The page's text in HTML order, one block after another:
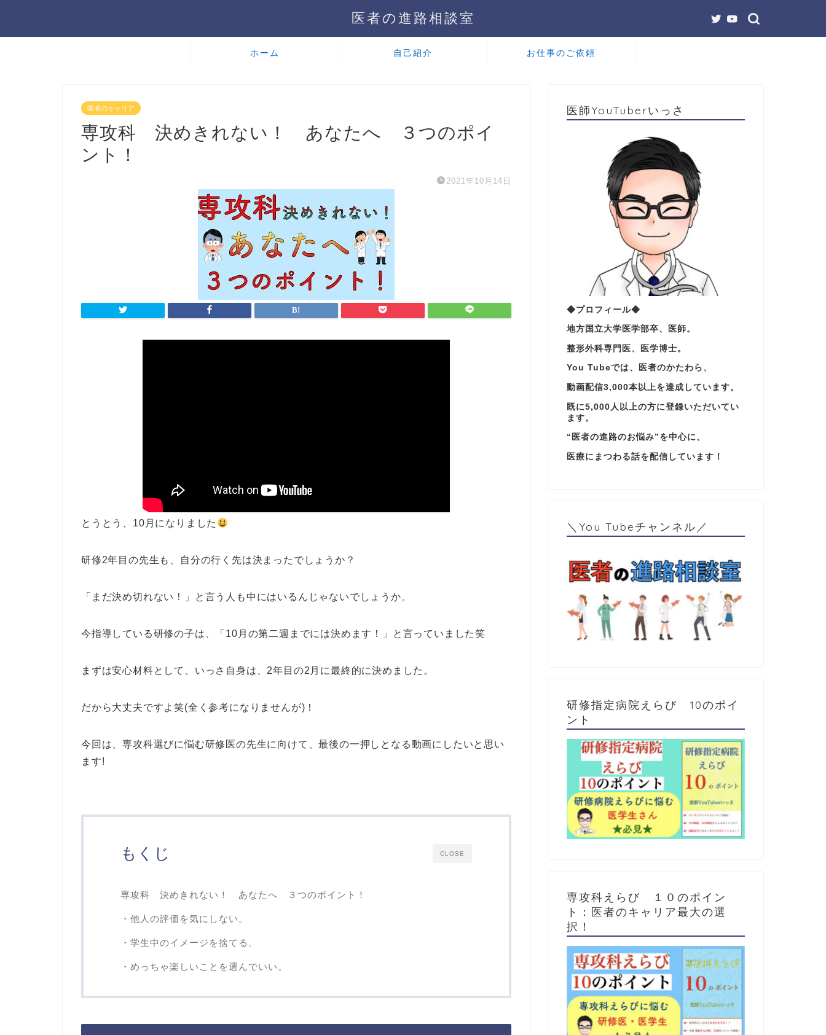
医者の進路相談室
ホーム 自己紹介 お仕事のご依頼
医者のキャリア
専攻科 決めきれない！ あなたへ ３つのポイ
ント！
2021年10月14日
とうとう、10月になりました
研修2年目の先生も、自分の行く先は決まったでしょうか？
「まだ決め切れない！」と言う人も中にはいるんじゃないでしょうか。
今指導している研修の子は、「10月の第二週までには決めます！」と言っていました笑
まずは安心材料として、いっさ自身は、2年目の2月に最終的に決めました。
だから大丈夫ですよ笑(全く参考になりませんが)！
今回は、専攻科選びに悩む研修医の先生に向けて、最後の一押しとなる動画にしたいと思い
ます!
CLOSE
もくじ
専攻科 決めきれない！ あなたへ ３つのポイント！
・他人の評価を気にしない。
・学生中のイメージを捨てる。
・めっちゃ楽しいことを選んでいい。
医師YouTuberいっさ
◆プロフィール◆
地方国立大学医学部卒、医師。
整形外科専門医、医学博士。
You Tubeでは、医者のかたわら、
動画配信3,000本以上を達成しています。
既に5,000人以上の方に登録いただいてい
ます。
“医者の進路のお悩み”を中心に、
医療にまつわる話を配信しています！
＼You Tubeチャンネル／
研修指定病院えらび 10のポイ
ント
専攻科えらび １０のポイン
ト：医者のキャリア最大の選
択！